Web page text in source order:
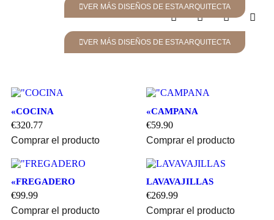
VER MÁS DISEÑOS DE ESTA ARQUITECTA
VER MÁS DISEÑOS DE ESTA ARQUITECTA
«COCINA
€320.77
Comprar el producto
«CAMPANA
€59.90
Comprar el producto
«FREGADERO
€99.99
Comprar el producto
LAVAVAJILLAS
€269.99
Comprar el producto